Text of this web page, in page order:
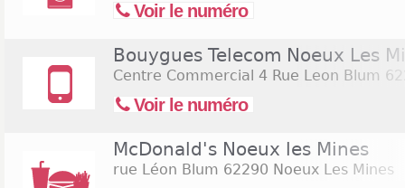
Voir le numéro
Bouygues Telecom Noeux Les
Centre Commercial 4 Rue Leon Blum
Voir le numéro
McDonald's Noeux les Mines
rue Léon Blum 62290 Noeux Les Mines